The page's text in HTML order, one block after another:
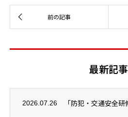
最新記事
2026.07.26